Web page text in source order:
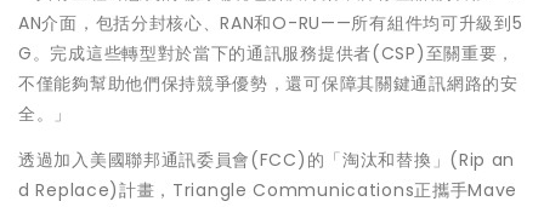
AN介面，包括分封核心、RAN和O-RU——所有組件均可升級到5
G。完成這些轉型對於當下的通訊服務提供者(CSP)至關重要，
不僅能夠幫助他們保持競爭優勢，還可保障其關鍵通訊網路的安
全。」
透過加入美國聯邦通訊委員會(FCC)的「淘汰和替換」(Rip an
d Replace)計畫，Triangle Communications正攜手Mave